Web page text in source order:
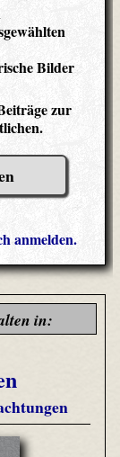
Bilder
zur
anmelden.
in: